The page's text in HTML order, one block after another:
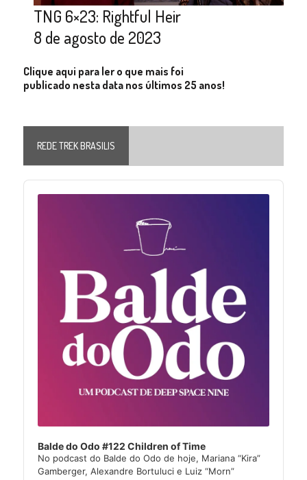
TNG 6×23: Rightful Heir
8 de agosto de 2023
Clique aqui para ler o que mais foi
publicado nesta data nos últimos 25 anos!
REDE TREK BRASILIS
Audio
Player
Balde do Odo #122 Children of Time
No podcast do Balde do Odo de hoje, Mariana “Kira”
Gamberger, Alexandre Bortuluci e Luiz “Morn”